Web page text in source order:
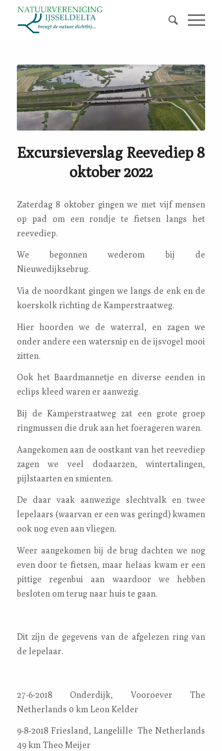
Excursieverslag Reevediep 8
oktober 2022
Zaterdag 8 oktober gingen we met vijf mensen
op pad om een rondje te fietsen langs het
reevediep.
We begonnen wederom bij de
Nieuwedijksebrug.
Via de noordkant gingen we langs de enk en de
koerskolk richting de Kamperstraatweg.
Hier hoorden we de waterral, en zagen we
onder andere een watersnip en de ijsvogel mooi
zitten.
Ook het Baardmannetje en diverse eenden in
eclips kleed waren er aanwezig.
Bij de Kamperstraatweg zat een grote groep
ringmussen die druk aan het foerageren waren.
Aangekomen aan de oostkant van het reevediep
zagen we veel dodaarzen, wintertalingen,
pijlstaarten en smienten.
De daar vaak aanwezige slechtvalk en twee
lepelaars (waarvan er een was geringd) kwamen
ook nog even aan vliegen.
Weer aangekomen bij de brug dachten we nog
even door te fietsen, maar helaas kwam er een
pittige regenbui aan waardoor we hebben
besloten om terug naar huis te gaan.
Dit zijn de gegevens van de afgelezen ring van
de lepelaar.
27-6-2018 Onderdijk, Vooroever The
Netherlands 0 km Leon Kelder
9-8-2018 Friesland, Langelille The Netherlands
49 km Theo Meijer